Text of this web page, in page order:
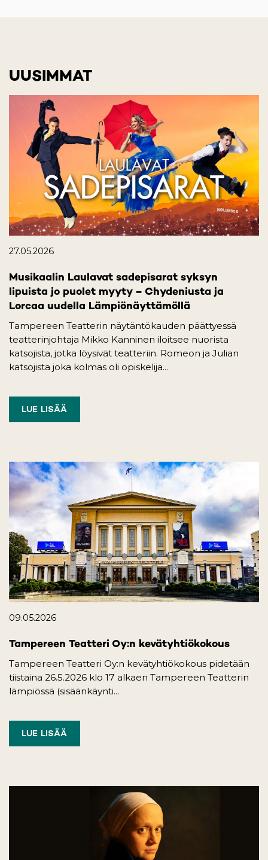
UUSIMMAT
27.05.2026
Musikaalin Laulavat sadepisarat syksyn
lipuista jo puolet myyty – Chydeniusta ja
Lorcaa uudella Lämpiönäyttämöllä
Tampereen Teatterin näytäntökauden päättyessä
teatterinjohtaja Mikko Kanninen iloitsee nuorista
katsojista, jotka löysivät teatteriin. Romeon ja Julian
katsojista joka kolmas oli opiskelija...
LUE LISÄÄ
09.05.2026
Tampereen Teatteri Oy:n kevätyhtiökokous
Tampereen Teatteri Oy:n kevätyhtiökokous pidetään
tiistaina 26.5.2026 klo 17 alkaen Tampereen Teatterin
lämpiössä (sisäänkäynti...
LUE LISÄÄ